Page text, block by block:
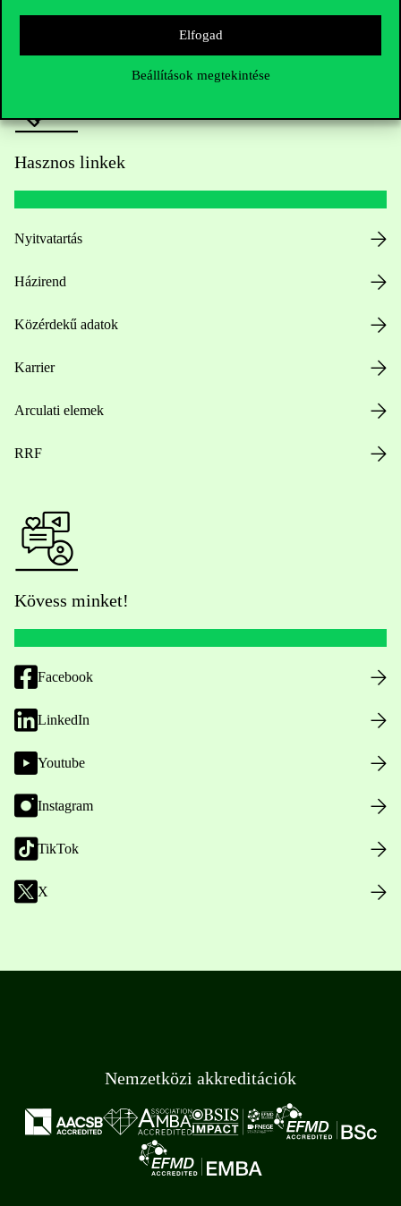
Elfogad
Beállítások megtekintése
Sajtó:press@uni-corvinus.hu
Hasznos linkek
Nyitvatartás
Házirend
Közérdekű adatok
Karrier
Arculati elemek
RRF
Kövess minket!
Facebook
LinkedIn
Youtube
Instagram
TikTok
X
Nemzetközi akkreditációk